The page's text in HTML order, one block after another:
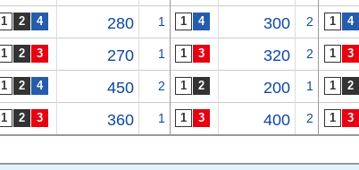
280 1 300 2
270 1 320 2
450 2 200 1
360 1 400 2